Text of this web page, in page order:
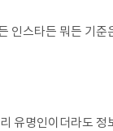
인스타든 뭐든 기준
유명인이더라도 정